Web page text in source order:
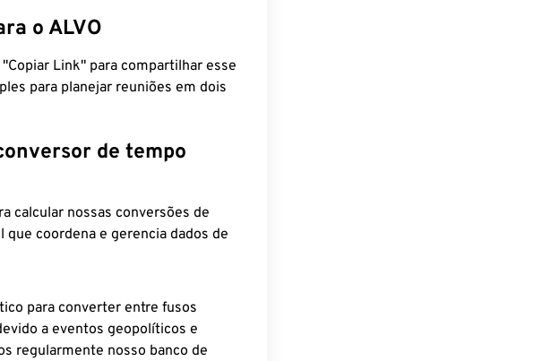
o ALVO
Link" para compartilhar esse
para planejar reuniões em dois
de tempo
calcular nossas conversões de
coordena e gerencia dados de
para converter entre fusos
a eventos geopolíticos e
regularmente nosso banco de